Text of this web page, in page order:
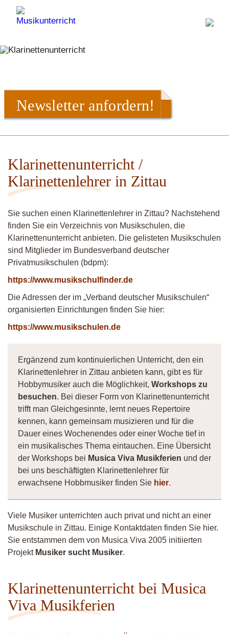
Newsletter anfordern!
Klarinettenunterricht /
Klarinettenlehrer in Zittau
Sie suchen einen Klarinettenlehrer in Zittau? Nachstehend
finden Sie ein Verzeichnis von Musikschulen, die
Klarinettenunterricht anbieten. Die gelisteten Musikschulen
sind Mitglieder im Bundesverband deutscher
Privatmusikschulen (bdpm):
https://www.musikschulfinder.de
Die Adressen der im „Verband deutscher Musikschulen“
organisierten Einrichtungen finden Sie hier:
https://www.musikschulen.de
Ergänzend zum kontinuierlichen Unterricht, den ein
Klarinettenlehrer in Zittau anbieten kann, gibt es für
Hobbymusiker auch die Möglichkeit, Workshops zu
besuchen. Bei dieser Form von Klarinettenunterricht
trifft man Gleichgesinnte, lernt neues Repertoire
kennen, kann gemeinsam musizieren und für die
Dauer eines Wochenendes oder einer Woche tief in
ein musikalisches Thema eintauchen. Eine Übersicht
der Workshops bei Musica Viva Musikferien und der
bei uns beschäftigten Klarinettenlehrer für
erwachsene Hobbmusiker finden Sie hier.
Viele Musiker unterrichten auch privat und nicht an einer
Musikschule in Zittau. Einige Kontaktdaten finden Sie hier.
Sie entstammen dem von Musica Viva 2005 initiierten
Projekt Musiker sucht Musiker.
Klarinettenunterricht bei Musica
Viva Musikferien